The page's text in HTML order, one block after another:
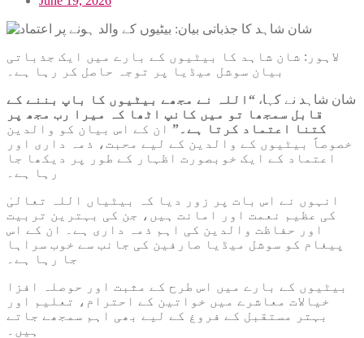
لاہور: شان شاہد کا بیٹیوں کے بارے میں ایک جذباتی
بیان سوشل میڈیا پر توجہ حاصل کر رہا ہے۔
شان شاہد نے کہا، “اللہ نے مجھے بیٹیوں کا باپ بننے کے
قابل سمجھا تو میں کانپ اٹھا کہ میرا رب مجھ پر
کتنا اعتماد کرتا ہے۔” ان کے اس بیان کو والدین
خصوصاً بیٹیوں کے والدین کے لیے محبت، ذمہ داری اور
اعتماد کے ایک خوبصورت اظہار کے طور پر دیکھا جا
رہا ہے۔
انہوں نے اس بات پر زور دیا کہ بیٹیاں اللہ تعالیٰ
کی عظیم نعمت اور امانت ہیں، جن کی بہترین تربیت
اور حفاظت والدین کی اہم ذمہ داری ہے۔ ان کے اس
پیغام کو سوشل میڈیا صارفین کی جانب سے خوب سراہا
جا رہا ہے۔
بیٹیوں کے بارے میں اس طرح کے مثبت اور حوصلہ افزا
خیالات معاشرے میں خواتین کے احترام، تعلیم اور
بہتر مستقبل کے فروغ کے لیے بھی اہم سمجھے جاتے
ہیں۔